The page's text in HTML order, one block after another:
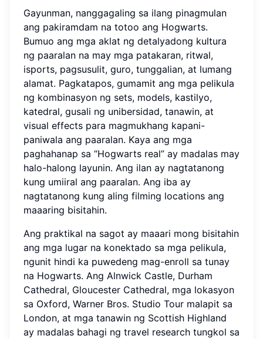
Gayunman, nanggagaling sa ilang pinagmulan
ang pakiramdam na totoo ang Hogwarts.
Bumuo ang mga aklat ng detalyadong kultura
ng paaralan na may mga patakaran, ritwal,
isports, pagsusulit, guro, tunggalian, at lumang
alamat. Pagkatapos, gumamit ang mga pelikula
ng kombinasyon ng sets, models, kastilyo,
katedral, gusali ng unibersidad, tanawin, at
visual effects para magmukhang kapani-
paniwala ang paaralan. Kaya ang mga
paghahanap sa “Hogwarts real” ay madalas may
halo-halong layunin. Ang ilan ay nagtatanong
kung umiiral ang paaralan. Ang iba ay
nagtatanong kung aling filming locations ang
maaaring bisitahin.
Ang praktikal na sagot ay maaari mong bisitahin
ang mga lugar na konektado sa mga pelikula,
ngunit hindi ka puwedeng mag-enroll sa tunay
na Hogwarts. Ang Alnwick Castle, Durham
Cathedral, Gloucester Cathedral, mga lokasyon
sa Oxford, Warner Bros. Studio Tour malapit sa
London, at mga tanawin ng Scottish Highland
ay madalas bahagi ng travel research tungkol sa